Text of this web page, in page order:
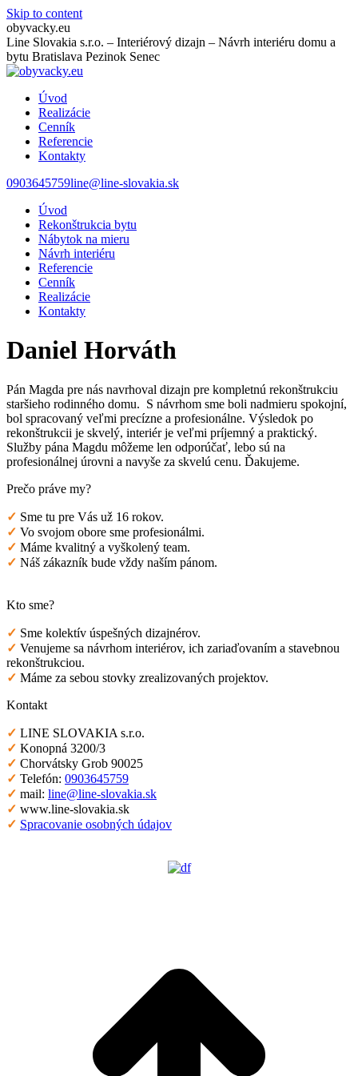
Skip to content
obyvacky.eu
Line Slovakia s.r.o. – Interiérový dizajn – Návrh interiéru domu a
bytu Bratislava Pezinok Senec
Úvod
Realizácie
Cenník
Referencie
Kontakty
0903645759line@line-slovakia.sk
Úvod
Rekonštrukcia bytu
Nábytok na mieru
Návrh interiéru
Referencie
Cenník
Realizácie
Kontakty
Daniel Horváth
Pán Magda pre nás navrhoval dizajn pre kompletnú rekonštrukciu
staršieho rodinného domu. S návrhom sme boli nadmieru spokojní,
bol spracovaný veľmi precízne a profesionálne. Výsledok po
rekonštrukcii je skvelý, interiér je veľmi príjemný a praktický.
Služby pána Magdu môžeme len odporúčať, lebo sú na
profesionálnej úrovni a navyše za skvelú cenu. Ďakujeme.
Prečo práve my?
✓ Sme tu pre Vás už 16 rokov.
✓ Vo svojom obore sme profesionálmi.
✓ Máme kvalitný a vyškolený team.
✓ Náš zákazník bude vždy naším pánom.
Kto sme?
✓ Sme kolektív úspešných dizajnérov.
✓ Venujeme sa návrhom interiérov, ich zariaďovaním a stavebnou
rekonštrukciou.
✓ Máme za sebou stovky zrealizovaných projektov.
Kontakt
✓ LINE SLOVAKIA s.r.o.
✓ Konopná 3200/3
✓ Chorvátsky Grob 90025
✓ Telefón: 0903645759
✓ mail: line@line-slovakia.sk
✓ www.line-slovakia.sk
✓ Spracovanie osobných údajov